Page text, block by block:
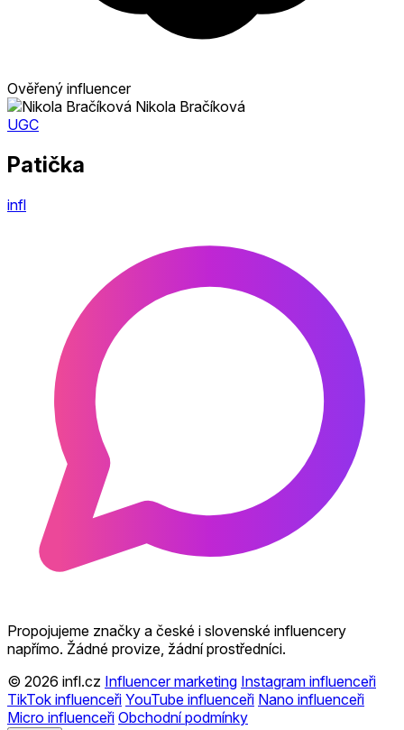
Ověřený influencer
Nikola Bračíková
UGC
Patička
infl
Propojujeme značky a české i slovenské influencery
napřímo. Žádné provize, žádní prostředníci.
© 2026 infl.cz Influencer marketing Instagram influenceři
TikTok influenceři YouTube influenceři Nano influenceři
Micro influenceři Obchodní podmínky